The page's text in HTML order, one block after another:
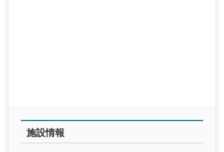
施設情報